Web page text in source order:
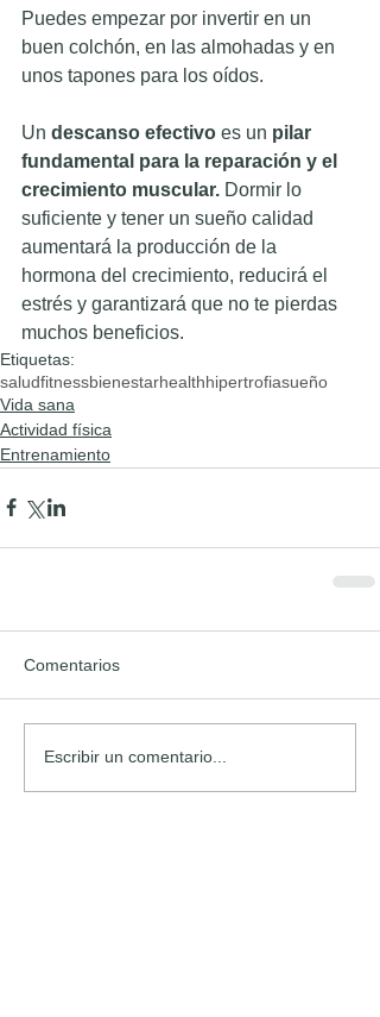
Puedes empezar por invertir en un
buen colchón, en las almohadas y en
unos tapones para los oídos.
Un descanso efectivo es un pilar
fundamental para la reparación y el
crecimiento muscular. Dormir lo
suficiente y tener un sueño calidad
aumentará la producción de la
hormona del crecimiento, reducirá el
estrés y garantizará que no te pierdas
muchos beneficios.
Etiquetas:
saludfitnessbienestarhealthhipertrofiasueño
Vida sana
Actividad física
Entrenamiento
Comentarios
Escribir un comentario...